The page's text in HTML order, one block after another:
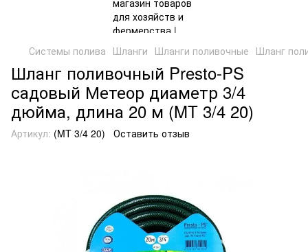
Системы полива Шланги Шланги поливочные Шланг
Шланг поливочный Presto-PS
садовый Метеор диаметр 3/4
дюйма, длина 20 м (MT 3/4 20)
Артикул: (MT 3/4 20) Оставить отзыв